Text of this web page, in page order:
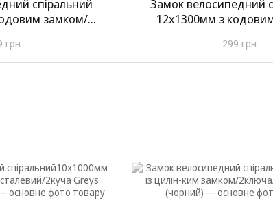
спіральний
замком/
грн
Замок велосипедний
12х1300мм з
299 грн